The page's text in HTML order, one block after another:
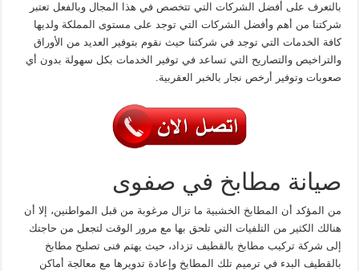
بالتعرف على أفضل الشركات التي تتخصص في هذا المجال وبالفعل تعتبر
شركتنا من أهم وأفضل الشركات التي توجد على مستوى المملكة ولديها
كافة الخدمات التي توجد في شركتنا حيث نقوم بتوفير العديد من الأوراق
والتراخيص والتصاريح التي تساعد في توفير الخدمات بكل سهولة بدون أي
صعوبات وتوفير أرخص نجار بالخبر العقربية.
صيانة مطابخ في صفوى
من المؤكد أن المطابخ الخشبية ما تزال مرغوبة من قبل المواطنين، إلا أن
هنالك الكثير من التلفيات التي تلحق بها مع مرور الوقت لتجعل من حاجتك
إلى شركة تركيب مطابخ بالقطيف تزداد، حيث يهتم فنى تصليح مطابخ
بالقطيف البدء في ترميم تلك المطابخ وإعادة تدويرها مع معالجة أماكن